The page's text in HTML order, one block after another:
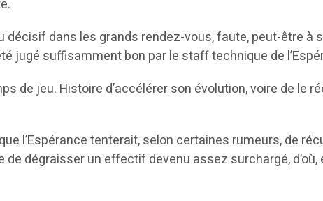
dans les grands rendez-vous, faute, peut-être à
jugé suffisamment bon par le staff technique de
de jeu. Histoire d’accélérer son évolution, voire de le
l’Espérance tenterait, selon certaines rumeurs, de
dégraisser un effectif devenu assez surchargé,